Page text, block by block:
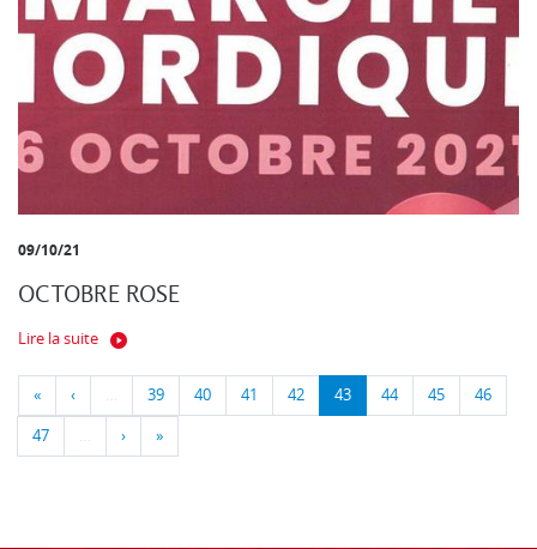
09/10/21
OCTOBRE ROSE
Lire la suite
« ‹ … 39 40 41 42 43 44 45 46
47 … › »